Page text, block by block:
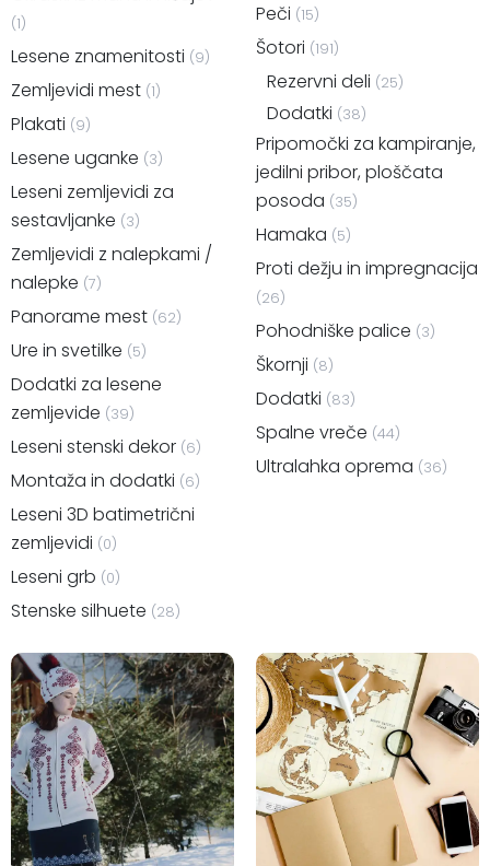
Zemljevidi za praske
Okraski iz mahu in lišajev
(1)
Lesene znamenitosti
Zemljevidi mest(1)
Plakati(9)
Lesene uganke
Leseni zemljevidi za
sestavljanke
Zemljevidi z nalepkami /
nalepke(7)
Panorame mest(62)
Ure in svetilke(5)
Dodatki za lesene
zemljevide (39)
Leseni stenski dekor(6)
Montaža in dodatki
Leseni 3D batimetrični
zemljevidi(0)
Stenske silhuete(28)
Noži za uporabo na
prostem(22)
Peči(15)
Šotori(191)
Rezervni deli (25)
Dodatki(38)
Pripomočki za kampiranje,
jedilni pribor, ploščata
posoda(35)
Hamaka
Proti dežju in impregnacija
(26)
Pohodniške palice
Škornji(8)
Dodatki(83)